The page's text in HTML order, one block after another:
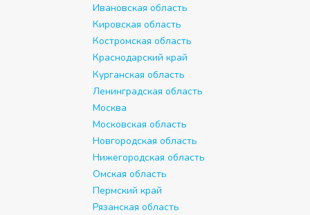
Ивановская область
Кировская область
Костромская область
Краснодарский край
Курганская область
Ленинградская область
Москва
Московская область
Новгородская область
Нижегородская область
Омская область
Пермский край
Рязанская область